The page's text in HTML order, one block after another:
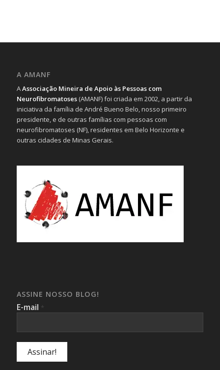
A AMANF
AAssociação Mineira de Apoio às Pessoas com
Neurofibromatoses(AMANF) foi criada em 2002, a partir da
iniciativa da família de André Bueno Belo, nosso primeiro
presidente, e de outras famílias com pessoas com
neurofibromatoses (NF), residentes em Belo Horizonte e
outras cidades de Minas Gerais.
ASSINE NOSSO BLOG!
E-mail *